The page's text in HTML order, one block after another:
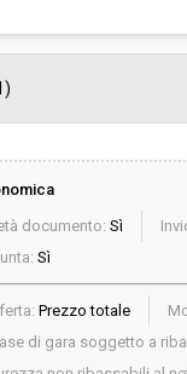
documento: Sì
Sì
Prezzo totale
di gara soggetto a